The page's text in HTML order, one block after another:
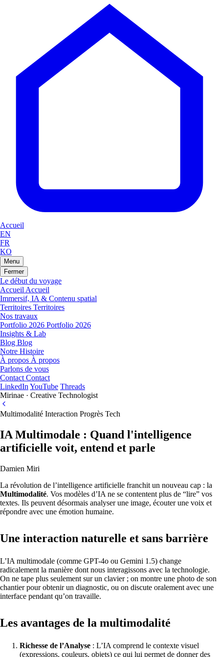
Accueil
EN
FR
KO
Menu
Fermer
Le début du voyage
Accueil Accueil
Immersif, IA & Contenu spatial
Territoires Territoires
Nos travaux
Portfolio 2026 Portfolio 2026
Insights & Lab
Blog Blog
Notre Histoire
À propos À propos
Parlons de vous
Contact Contact
LinkedIn YouTube Threads
Mirinae · Creative Technologist
Multimodalité Interaction Progrès Tech
IA Multimodale : Quand l'intelligence
artificielle voit, entend et parle
Damien Miri
La révolution de l’intelligence artificielle franchit un nouveau cap : la
Multimodalité. Vos modèles d’IA ne se contentent plus de “lire” vos
textes. Ils peuvent désormais analyser une image, écouter une voix et
répondre avec une émotion humaine.
Une interaction naturelle et sans barrière
L’IA multimodale (comme GPT-4o ou Gemini 1.5) change
radicalement la manière dont nous interagissons avec la technologie.
On ne tape plus seulement sur un clavier ; on montre une photo de son
chantier pour obtenir un diagnostic, ou on discute oralement avec une
interface pendant qu’on travaille.
Les avantages de la multimodalité
Richesse de l’Analyse : L’IA comprend le contexte visuel
(expressions, couleurs, objets) ce qui lui permet de donner des